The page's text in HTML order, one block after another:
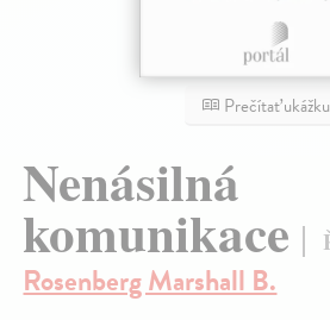
Prečítať ukážku
Nenásilná
komunikace
Rosenberg Marshall B.